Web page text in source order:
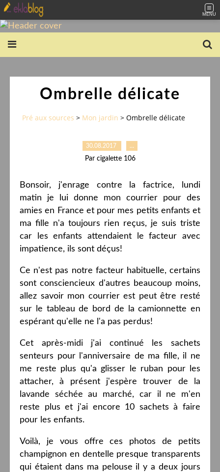
MENU
Ombrelle délicate
Pré aux sources > Mon jardin > Ombrelle délicate
30.08.2017 …
Par cigalette 106
Bonsoir, j'enrage contre la factrice, lundi
matin je lui donne mon courrier pour des
amies en France et pour mes petits enfants et
ma fille n'a toujours rien reçus, je suis triste
car les enfants attendaient le facteur avec
impatience, ils sont déçus!
Ce n'est pas notre facteur habituelle, certains
sont consciencieux d'autres beaucoup moins,
allez savoir mon courrier est peut être resté
sur le tableau de bord de la camionnette en
espérant qu'elle ne l'a pas perdus!
Cet après-midi j'ai continué les sachets
senteurs pour l'anniversaire de ma fille, il ne
me reste plus qu'a glisser le ruban pour les
attacher, à présent j'espère trouver de la
lavande séchée au marché, car il ne m'en
reste plus et j'ai encore 10 sachets à faire
pour les enfants.
Voilà, je vous offre ces photos de petits
champignon en dentelle presque transparents
qui étaient dans ma pelouse il y a deux jours